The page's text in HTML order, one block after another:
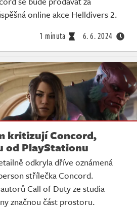
online akce Helldivers 2.
1 minuta 6. 6. 2024
kritizují Concord,
od PlayStationu
odkryla dříve oznámená
střílečka Concord.
Call of Duty ze studia
značnou část prostoru.